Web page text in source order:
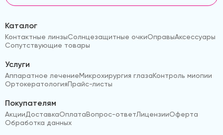
Каталог
Контактные линзыСолнцезащитные очкиОправыАксессуары
Сопутствующие товары
Услуги
Аппаратное лечениеМикрохирургия глазаКонтроль миопии
ОртокератологияПрайс-листы
Покупателям
АкцииДоставкаОплатаВопрос-ответЛицензииОферта
Обработка данных